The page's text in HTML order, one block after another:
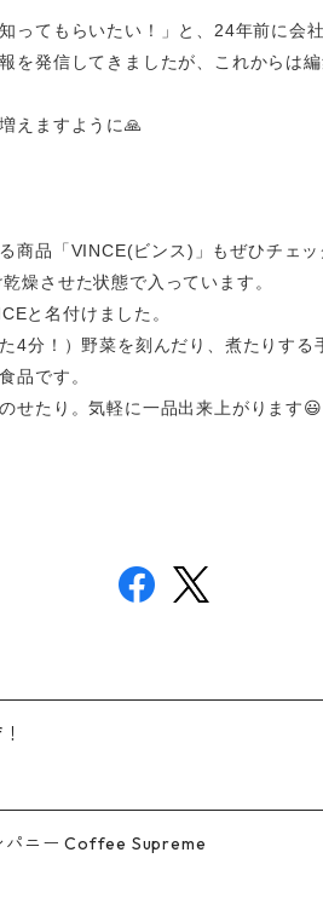
ってもらいたい！」と、 24年前に会
を発信してきましたが、これからは
えますように 🙏
商品「VINCE(ビンス) 」もぜひチェ
燥させた状態で入っています。
と名付けました。
4分！）野菜を刻んだり、煮たりする
品です。
せたり。気軽に一品出来上がります😃
パニー Coffee Supreme